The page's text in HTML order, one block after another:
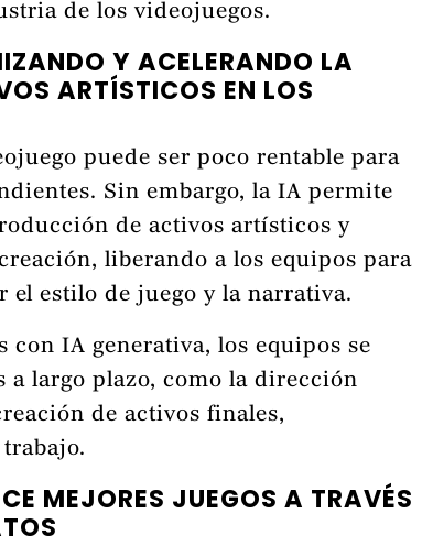
de los videojuegos.
Y ACELERANDO LA
ARTÍSTICOS EN LOS
puede ser poco rentable para
Sin embargo, la IA permite
de activos artísticos y
liberando a los equipos para
el estilo de juego y la narrativa.
con IA generativa, los equipos se
a largo plazo, como la dirección
de activos finales,
MEJORES JUEGOS A TRAVÉS